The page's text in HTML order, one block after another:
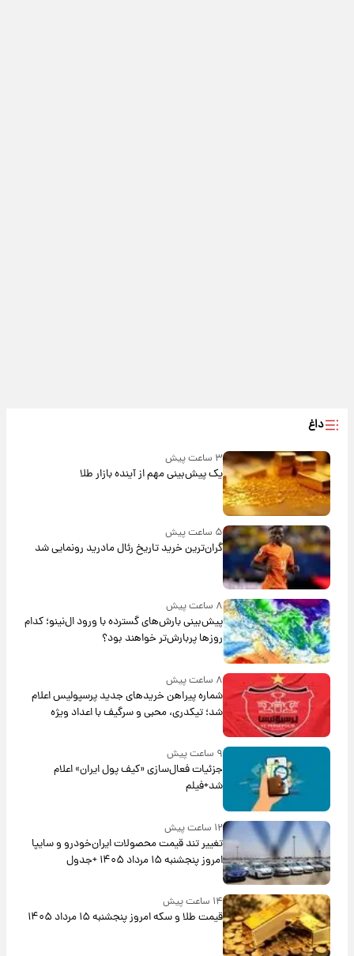
داغ
۳ ساعت پیش
یک پیش‌بینی مهم از آینده بازار طلا
۵ ساعت پیش
گران‌ترین خرید تاریخ رئال مادرید رونمایی شد
۸ ساعت پیش
پیش‌بینی بارش‌های گسترده با ورود ال‌نینو؛ کدام
روزها پربارش‌تر خواهند بود؟
۸ ساعت پیش
شماره پیراهن خریدهای جدید پرسپولیس اعلام
شد؛ تیکدری، محبی و سرگیف با اعداد ویژه
۹ ساعت پیش
جزئیات فعال‌سازی «کیف پول ایران» اعلام
شد+فیلم
۱۲ ساعت پیش
تغییر تند قیمت محصولات ایران‌خودرو و سایپا
امروز پنجشنبه ۱۵ مرداد ۱۴۰۵ +جدول
۱۴ ساعت پیش
قیمت طلا و سکه امروز پنجشنبه ۱۵ مرداد ۱۴۰۵